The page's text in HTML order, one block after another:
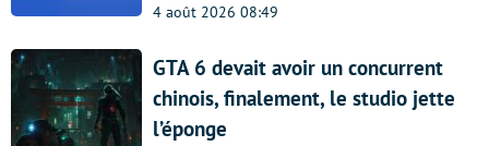
4 août 2026 08:49
GTA 6 devait avoir un concurrent
chinois, finalement, le studio jette
l’éponge